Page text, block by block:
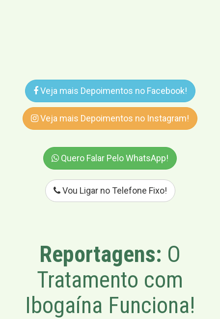
Veja mais Depoimentos no Facebook!
Veja mais Depoimentos no Instagram!
Quero Falar Pelo WhatsApp!
Vou Ligar no Telefone Fixo!
Reportagens: O
Tratamento com
Ibogaína Funciona!